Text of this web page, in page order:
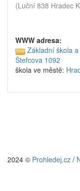
(Luční 838 Hradec
WWW adresa:
Základní škola
Štefcova 1092
škola ve městě:
2024 © Prohledej.cz /